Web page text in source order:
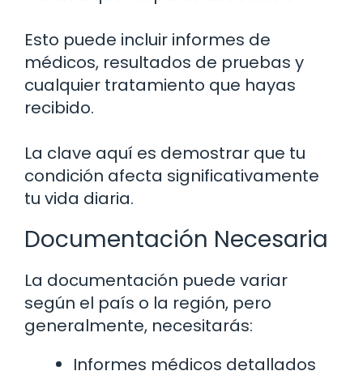
Esto puede incluir informes de
médicos, resultados de pruebas y
cualquier tratamiento que hayas
recibido.
La clave aquí es demostrar que tu
condición afecta significativamente
tu vida diaria.
Documentación Necesaria
La documentación puede variar
según el país o la región, pero
generalmente, necesitarás:
Informes médicos detallados